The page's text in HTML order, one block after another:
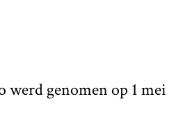
werd genomen op 1 mei